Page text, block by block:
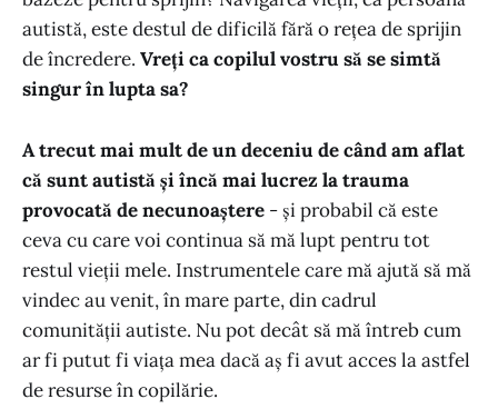
autistă, este destul de dificilă fără o rețea de sprijin
de încredere. Vreți ca copilul vostru să se simtă
singur în lupta sa?
A trecut mai mult de un deceniu de când am aflat
că sunt autistă și încă mai lucrez la trauma
provocată de necunoaștere - și probabil că este
ceva cu care voi continua să mă lupt pentru tot
restul vieții mele. Instrumentele care mă ajută să mă
vindec au venit, în mare parte, din cadrul
comunității autiste. Nu pot decât să mă întreb cum
ar fi putut fi viața mea dacă aș fi avut acces la astfel
de resurse în copilărie.